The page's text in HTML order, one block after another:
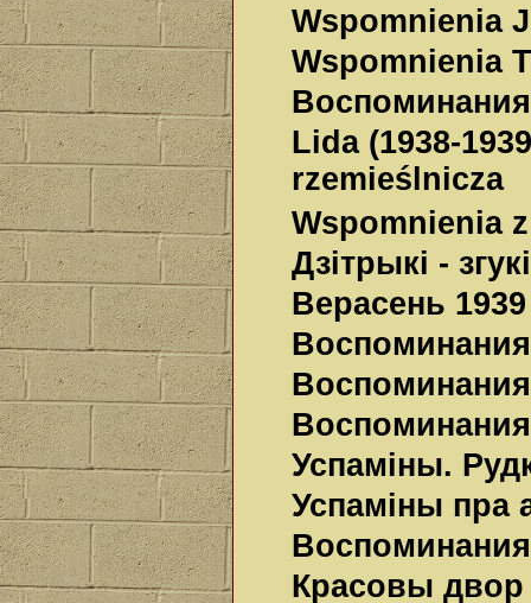
Wspomnienia
Wspomnienia
Lida (1938-
rzemieślnicza
Wspomnienia
Дзітрыкі -
Верасень
Успаміны.
Успаміны пра
Красовы двор